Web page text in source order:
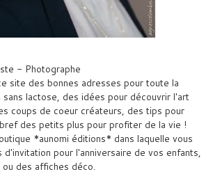
- Photographe
site des bonnes adresses pour toute la
lactose, des idées pour découvrir l'art
coups de coeur créateurs, des tips pour
des petits plus pour profiter de la vie !
*aunomi éditions* dans laquelle vous
pour l'anniversaire de vos enfants,
des affiches déco.